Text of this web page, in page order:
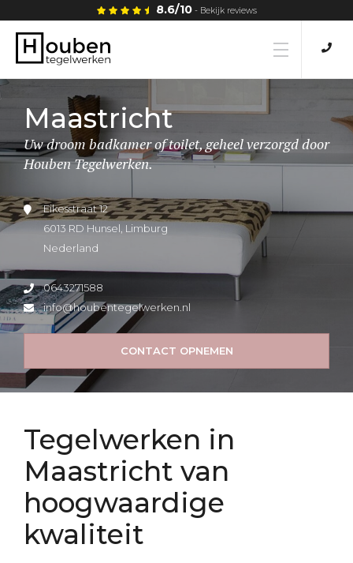
8.6/10 - Bekijk reviews
Tegels
Tegellijm
Vloeren
Inspiraties
Maastricht
Uw droom badkamer of toilet, geheel verzorgd door
Houben Tegelwerken.
Eikesstraat 12
6013 RD Hunsel, Limburg
Nederland
0643271588
info@houbentegelwerken.nl
CONTACT OPNEMEN
Tegelwerken in
Maastricht van
hoogwaardige
kwaliteit